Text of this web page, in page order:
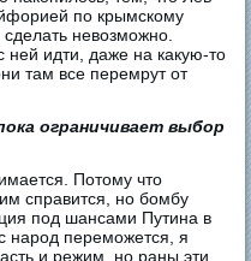
по крымскому
невозможно.
ней идти, даже на какую-то
там все перемрут от
ограничивает выбор
Потому что
справится, но бомбу
под шансами Путина в
народ переможется, я
и режим, но раны эти,